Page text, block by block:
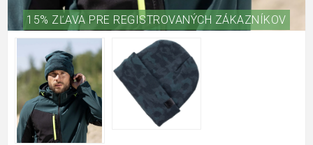
15% ZĽAVA PRE REGISTROVANÝCH ZÁKAZNÍKOV